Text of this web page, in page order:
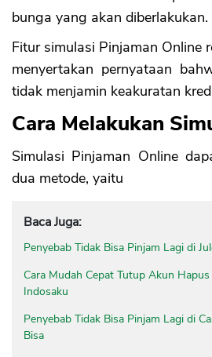
bunga yang akan diberlakukan.
Fitur simulasi Pinjaman Online
menyertakan pernyataan
tidak menjamin keakuratan
Cara Melakukan
Simulasi Pinjaman Online
dua metode, yaitu
Baca Juga:
Penyebab Tidak Bisa Pinjam Lagi di
Cara Mudah Cepat Tutup Akun
Indosaku
Penyebab Tidak Bisa Pinjam Lagi di
Bisa